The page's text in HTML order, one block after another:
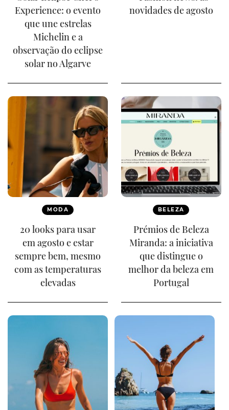
Experience: o evento
que une estrelas
Michelin e a
observação do eclipse
solar no Algarve
novidades de agosto
MODA
20 looks para usar
em agosto e estar
sempre bem, mesmo
com as temperaturas
elevadas
BELEZA
Prémios de Beleza
Miranda: a iniciativa
que distingue o
melhor da beleza em
Portugal